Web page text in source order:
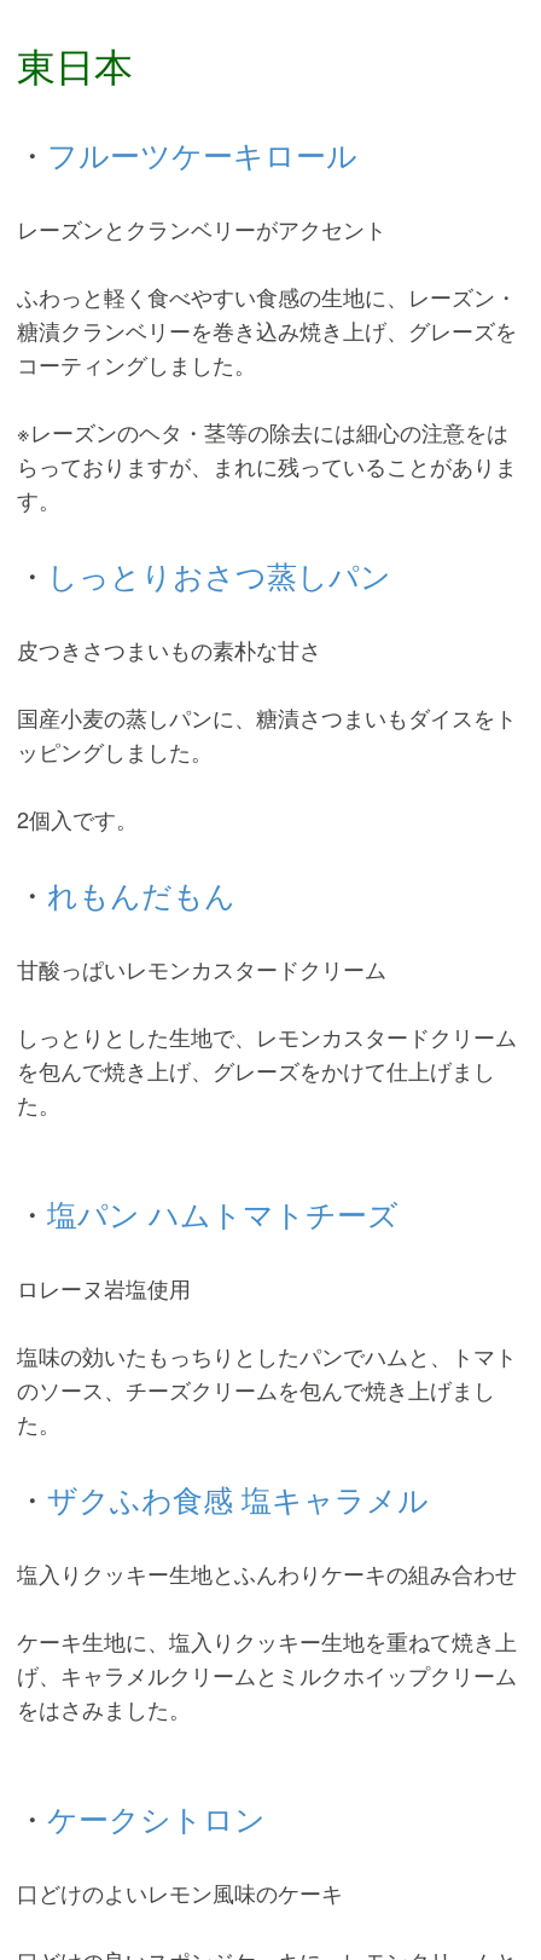
東日本
・ フルーツケーキロール
レーズンとクランベリーがアクセント
ふわっと軽く食べやすい食感の生地に、レーズン・
糖漬クランベリーを巻き込み焼き上げ、グレーズを
コーティングしました。
※レーズンのヘタ・茎等の除去には細心の注意をは
らっておりますが、まれに残っていることがありま
す。
・ しっとりおさつ蒸しパン
皮つきさつまいもの素朴な甘さ
国産小麦の蒸しパンに、糖漬さつまいもダイスをト
ッピングしました。
2個入です。
・ れもんだもん
甘酸っぱいレモンカスタードクリーム
しっとりとした生地で、レモンカスタードクリーム
を包んで焼き上げ、グレーズをかけて仕上げまし
た。
・ 塩パン ハムトマトチーズ
ロレーヌ岩塩使用
塩味の効いたもっちりとしたパンでハムと、トマト
のソース、チーズクリームを包んで焼き上げまし
た。
・ ザクふわ食感 塩キャラメル
塩入りクッキー生地とふんわりケーキの組み合わせ
ケーキ生地に、塩入りクッキー生地を重ねて焼き上
げ、キャラメルクリームとミルクホイップクリーム
をはさみました。
・ ケークシトロン
口どけのよいレモン風味のケーキ